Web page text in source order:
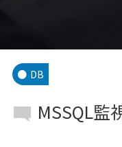
DB
MSSQL監